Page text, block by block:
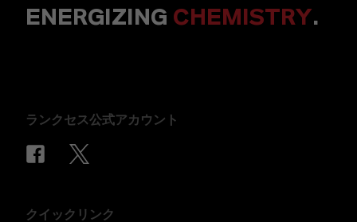
ENERGIZING CHEMISTRY.
ランクセス公式アカウント
クイックリンク